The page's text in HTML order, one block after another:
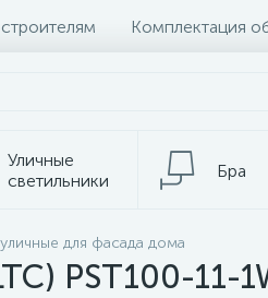
Комплектация
Уличные
светильники
Бра
Электротовары
для фасада дома
PST100-11-